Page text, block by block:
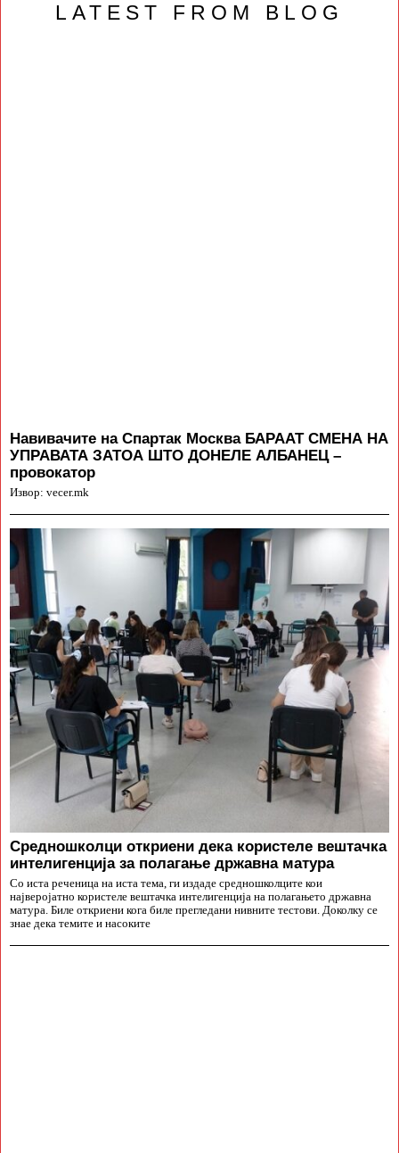
LATEST FROM BLOG
Навивачите на Спартак Москва БАРААТ СМЕНА НА
УПРАВАТА ЗАТОА ШТО ДОНЕЛЕ АЛБАНЕЦ –
провокатор
Извор: vecer.mk
Средношколци откриени дека користеле вештачка
интелигенција за полагање државна матура
Со иста реченица на иста тема, ги издаде средношколците кои
најверојатно користеле вештачка интелигенција на полагањето државна
матура. Биле откриени кога биле прегледани нивните тестови. Доколку се
знае дека темите и насоките